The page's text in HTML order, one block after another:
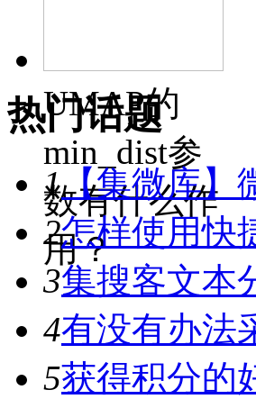
UMAP的
min_dist参
数有什么作
用？
热门话题
1【集微库】
2怎样使用快
3集搜客文本
4有没有办法
5获得积分的